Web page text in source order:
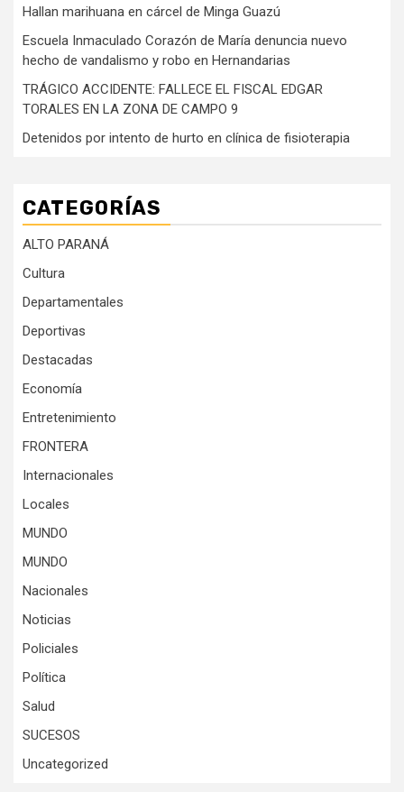
Hallan marihuana en cárcel de Minga Guazú
Escuela Inmaculado Corazón de María denuncia nuevo
hecho de vandalismo y robo en Hernandarias
TRÁGICO ACCIDENTE: FALLECE EL FISCAL EDGAR
TORALES EN LA ZONA DE CAMPO 9
Detenidos por intento de hurto en clínica de fisioterapia
CATEGORÍAS
ALTO PARANÁ
Cultura
Departamentales
Deportivas
Destacadas
Economía
Entretenimiento
FRONTERA
Internacionales
Locales
MUNDO
MUNDO
Nacionales
Noticias
Policiales
Política
Salud
SUCESOS
Uncategorized